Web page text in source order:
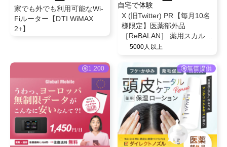
家でも外でも利用可能なWi-
Fiルーター【DTI WiMAX
2+】
自宅で体験
X (旧Twitter) PR【毎月10名
様限定】医薬部外品
［ReBALAN］ 薬用スカルプ
シャンプー ‎250ml & 美容液
ト フケ・かゆみ 脂漏性 頭
皮臭 〈薬用〉医薬部外品 3
種の有効成分 × 〈美容〉美
髪成分 高保湿成分 ハイブ
リッド処方
5000人以上
1,200 無償提供